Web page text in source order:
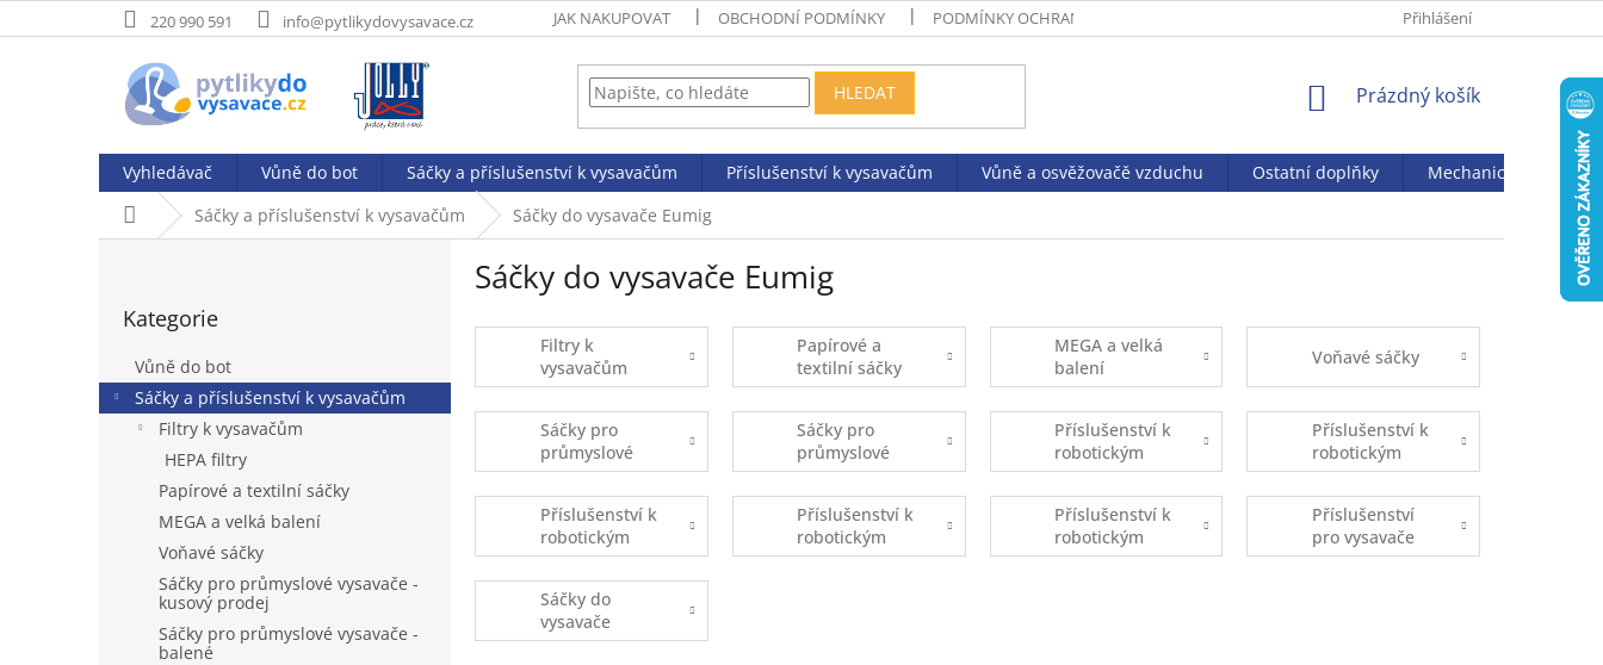
na
220 990 591 info@pytlikydovysavace.cz JAK NAKUPOVAT OBCHODNÍ PODMÍNKY PODMÍNKY OCHRANY OSOBNÍCH ÚDAJŮ Přihlášení
HLEDAT
NÁKUPNÍ
Prázdný košík
Vyhledávač Vůně do bot Sáčky a příslušenství k vysavačům Příslušenství k vysavačům Vůně a osvěžovačě vzduchu Ostatní doplňky
Mechanický vysavač
Domů Sáčky a příslušenství k vysavačům Sáčky do vysavače Eumig
a
n
kategorie
Kategorie
Vůně do bot
Sáčky a příslušenství k vysavačům
Filtry k vysavačům
HEPA filtry
Papírové a textilní sáčky
MEGA a velká balení
Voňavé sáčky
Sáčky pro průmyslové vysavače -
kusový prodej
Sáčky pro průmyslové vysavače -
balené
Sáčky do vysavače Eumig
Filtry k
vysavačům
Papírové a
textilní sáčky
MEGA a velká
balení
Voňavé sáčky
Sáčky pro
průmyslové
vysavače -
kusový prodej
Sáčky pro
průmyslové
vysavače -
balené
Příslušenství k
robotickým
vysavačům
Eufy Robovac
Příslušenství k
robotickým
vysavačům
iRobot
Příslušenství k
robotickým
vysavačům
Xiaomi
Příslušenství k
robotickým
vysavačům
Příslušenství k
robotickým
vysavačům
Příslušenství
pro vysavače
Dyson
Sáčky do
vysavače
ekonomické